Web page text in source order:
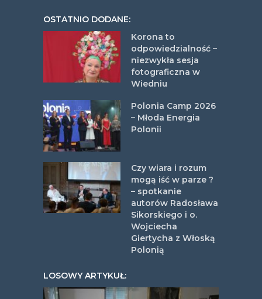
OSTATNIO DODANE:
Korona to
odpowiedzialność –
niezwykła sesja
fotograficzna w
Wiedniu
Polonia Camp 2026
– Młoda Energia
Polonii
Czy wiara i rozum
mogą iść w parze ?
– spotkanie
autorów Radosława
Sikorskiego i o.
Wojciecha
Giertycha z Włoską
Polonią
LOSOWY ARTYKUŁ: